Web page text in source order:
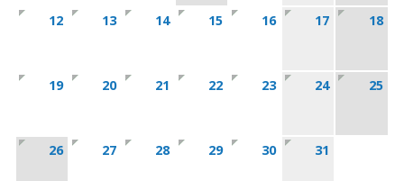
12 13 14 15 16 17 18
19 20 21 22 23 24 25
26 27 28 29 30 31